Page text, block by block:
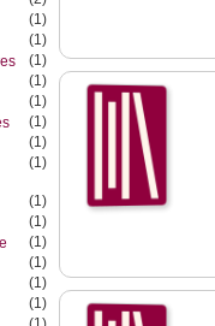
(1)
(1)
(1)
(1)
(1)
(1)
(1)
(1)
(1)
(1)
(1)
(1)
(1)
(1)